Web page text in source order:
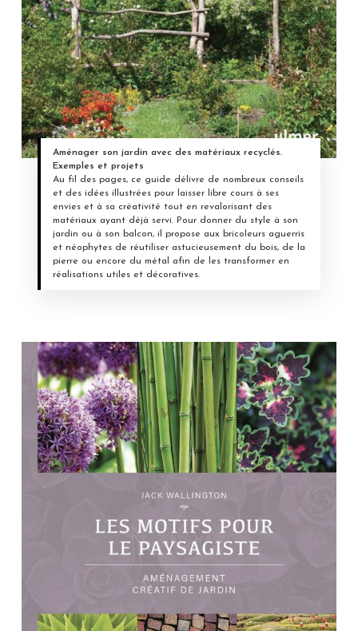
Aménager son jardin avec des matériaux recyclés.
Exemples et projets
Au fil des pages, ce guide délivre de nombreux conseils
et des idées illustrées pour laisser libre cours à ses
envies et à sa créativité tout en revalorisant des
matériaux ayant déjà servi. Pour donner du style à son
jardin ou à son balcon, il propose aux bricoleurs aguerris
et néophytes de réutiliser astucieusement du bois, de la
pierre ou encore du métal afin de les transformer en
réalisations utiles et décoratives.